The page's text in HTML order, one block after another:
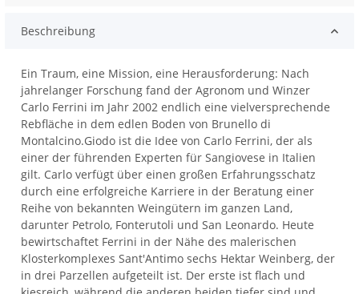
Beschreibung
Ein Traum, eine Mission, eine Herausforderung: Nach
jahrelanger Forschung fand der Agronom und Winzer
Carlo Ferrini im Jahr 2002 endlich eine vielversprechende
Rebfläche in dem edlen Boden von Brunello di
Montalcino.Giodo ist die Idee von Carlo Ferrini, der als
einer der führenden Experten für Sangiovese in Italien
gilt. Carlo verfügt über einen großen Erfahrungsschatz
durch eine erfolgreiche Karriere in der Beratung einer
Reihe von bekannten Weingütern im ganzen Land,
darunter Petrolo, Fonterutoli und San Leonardo. Heute
bewirtschaftet Ferrini in der Nähe des malerischen
Klosterkomplexes Sant'Antimo sechs Hektar Weinberg, der
in drei Parzellen aufgeteilt ist. Der erste ist flach und